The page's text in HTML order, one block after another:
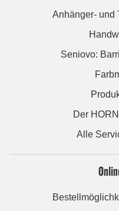
Anhänger- und
Seniovo:
Der
Alle